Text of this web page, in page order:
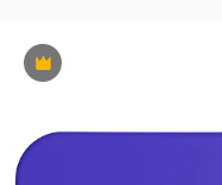
Premium